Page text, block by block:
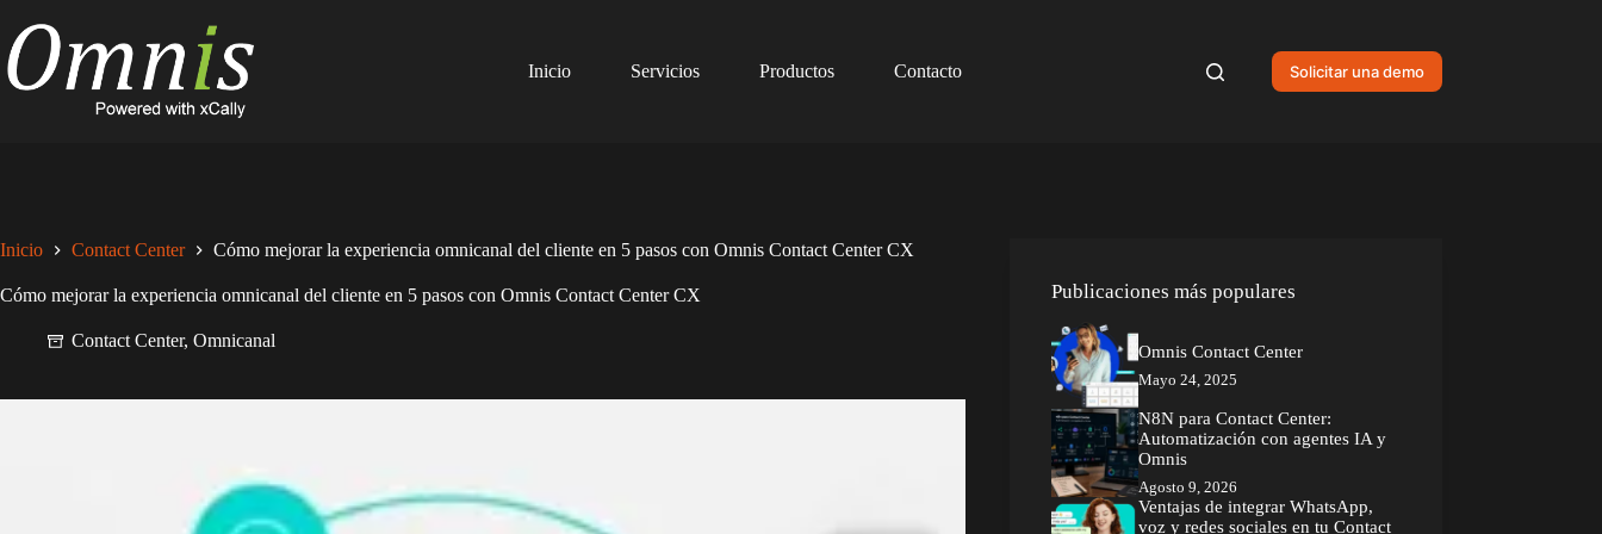
contenido
Inicio
Servicios Productos Contacto Solicitar una demo
Inicio Contact Center Cómo mejorar la experiencia omnicanal del cliente en 5 pasos con Omnis Contact Center CX
Cómo mejorar la experiencia omnicanal del cliente en 5 pasos con Omnis Contact Center CX
Contact Center, Omnicanal
Publicaciones más populares
Omnis Contact Center
Mayo 24, 2025
N8N para Contact Center:
Automatización con agentes IA y
Omnis
Agosto 9, 2026
Ventajas de integrar WhatsApp,
voz y redes sociales en tu Contact